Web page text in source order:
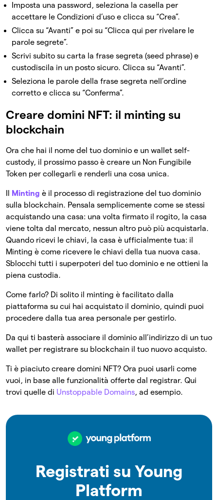
Imposta una password, seleziona la casella per
accettare le Condizioni d’uso e clicca su “Crea”.
Clicca su “Avanti” e poi su “Clicca qui per rivelare le
parole segrete”.
Scrivi subito su carta la frase segreta (seed phrase) e
custodiscila in un posto sicuro. Clicca su “Avanti”.
Seleziona le parole della frase segreta nell’ordine
corretto e clicca su “Conferma”.
Creare domini NFT: il minting su
blockchain
Ora che hai il nome del tuo dominio e un wallet self-
custody, il prossimo passo è creare un Non Fungibile
Token per collegarli e renderli una cosa unica.
Minting è il processo di registrazione del tuo dominio
sulla blockchain. Pensala semplicemente come se stessi
acquistando una casa: una volta firmato il rogito, la casa
viene tolta dal mercato, nessun altro può più acquistarla.
Quando ricevi le chiavi, la casa è ufficialmente tua: il
Minting è come ricevere le chiavi della tua nuova casa.
Sblocchi tutti i superpoteri del tuo dominio e ne ottieni la
piena custodia.
Come farlo? Di solito il minting è facilitato dalla
piattaforma su cui hai acquistato il dominio, quindi puoi
procedere dalla tua area personale per gestirlo.
Da qui ti basterà associare il dominio all’indirizzo di un tuo
wallet per registrare su blockchain il tuo nuovo acquisto.
Ti è piaciuto creare domini NFT? Ora puoi usarli come
vuoi, in base alle funzionalità offerte dal registrar. Qui
trovi quelle di Unstoppable Domains, ad esempio.
Registrati su Young
Platform